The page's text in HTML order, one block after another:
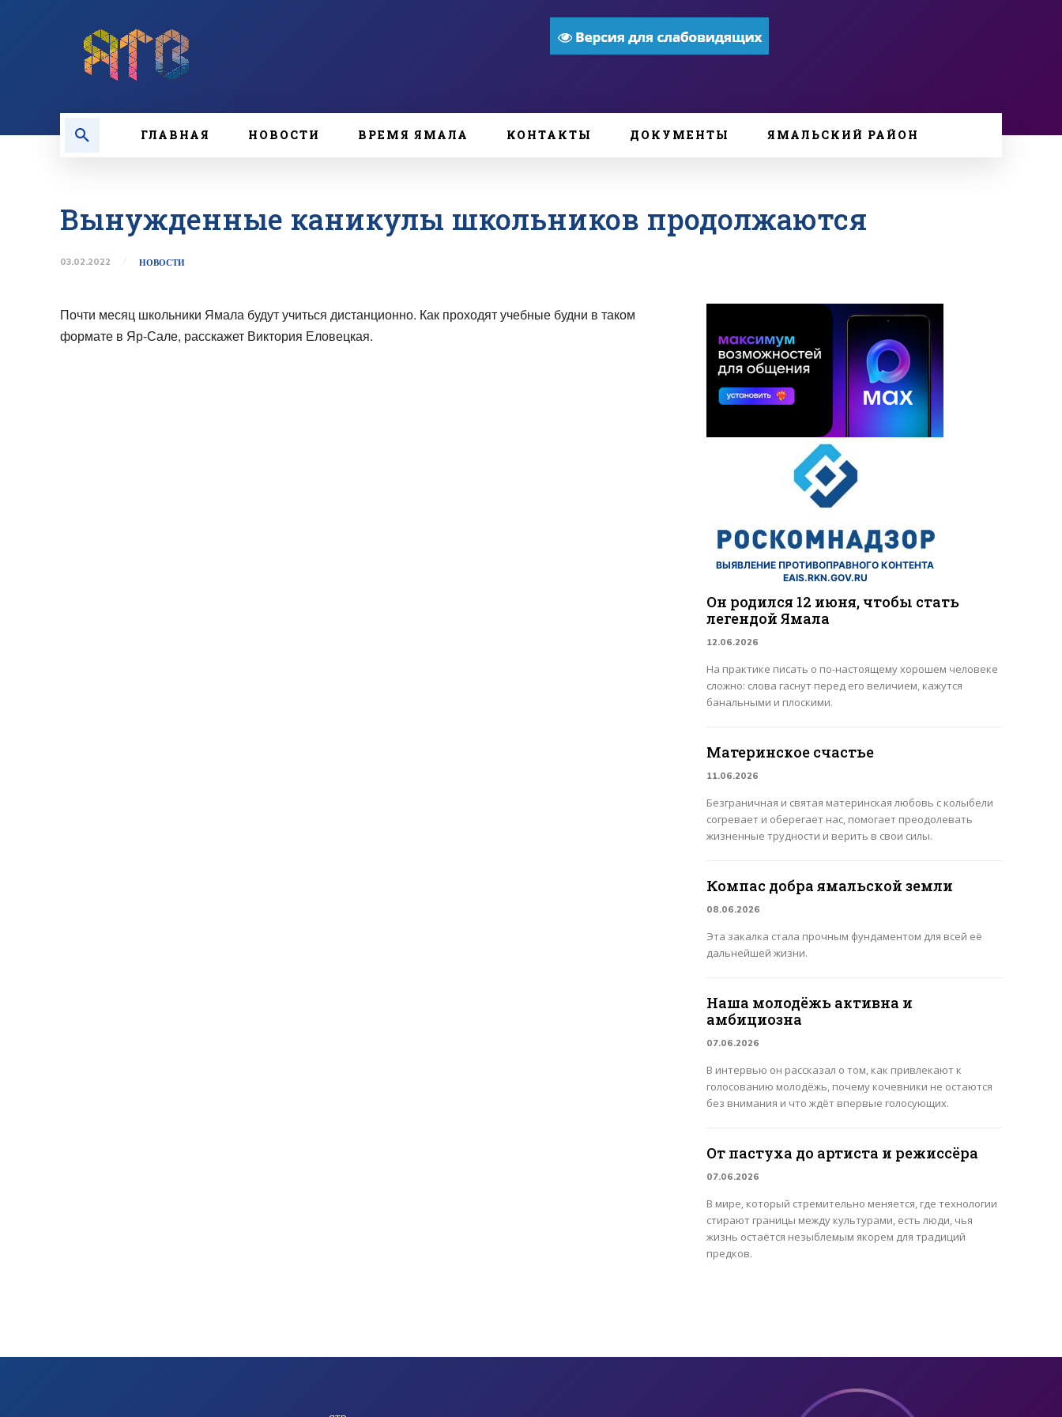
ГЛАВНАЯ НОВОСТИ ВРЕМЯ ЯМАЛА КОНТАКТЫ ДОКУМЕНТЫ ЯМАЛЬСКИЙ РАЙОН
Вынужденные каникулы школьников продолжаются
03.02.2022 НОВОСТИ
Почти месяц школьники Ямала будут учиться дистанционно. Как проходят учебные будни в таком
формате в Яр-Сале, расскажет Виктория Еловецкая.
ВЫЯВЛЕНИЕ ПРОТИВОПРАВНОГО КОНТЕНТА
EAIS.RKN.GOV.RU
Он родился 12 июня, чтобы стать
легендой Ямала
12.06.2026
На практике писать о по-настоящему хорошем человеке
сложно: слова гаснут перед его величием, кажутся
банальными и плоскими.
Материнское счастье
11.06.2026
Безграничная и святая материнская любовь с колыбели
согревает и оберегает нас, помогает преодолевать
жизненные трудности и верить в свои силы.
Компас добра ямальской земли
08.06.2026
Эта закалка стала прочным фундаментом для всей её
дальнейшей жизни.
Наша молодёжь активна и
амбициозна
07.06.2026
В интервью он рассказал о том, как привлекают к
голосованию молодёжь, почему кочевники не остаются
без внимания и что ждёт впервые голосующих.
От пастуха до артиста и режиссёра
07.06.2026
В мире, который стремительно меняется, где технологии
стирают границы между культурами, есть люди, чья
жизнь остаётся незыблемым якорем для традиций
предков.